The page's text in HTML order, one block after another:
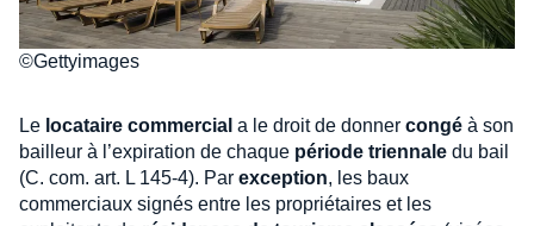
©Gettyimages
Le locataire commercial a le droit de donner congé à son
bailleur à l’expiration de chaque période triennale du bail
(C. com. art. L 145-4). Par exception, les baux
commerciaux signés entre les propriétaires et les